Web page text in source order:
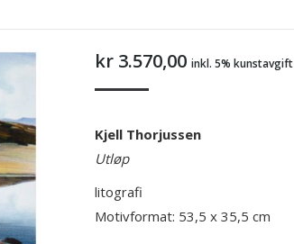
kr3.570,00 inkl. 5% kunstavgift
Kjell Thorjussen
Utløp
litografi
Motivformat: 53,5 x 35,5 cm